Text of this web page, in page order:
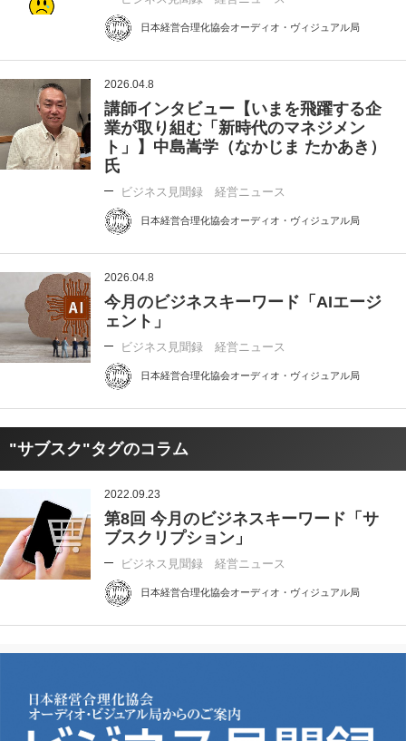
日本経営合理化協会オーディオ・ヴィジュアル局
2026.04.8
講師インタビュー【いまを飛躍する企
業が取り組む「新時代のマネジメン
ト」】中島嵩学（なかじま たかあき）
氏
ビジネス見聞録 経営ニュース
日本経営合理化協会オーディオ・ヴィジュアル局
2026.04.8
今月のビジネスキーワード「AIエージ
ェント」
ビジネス見聞録 経営ニュース
日本経営合理化協会オーディオ・ヴィジュアル局
"サブスク"タグのコラム
2022.09.23
第8回 今月のビジネスキーワード「サ
ブスクリプション」
ビジネス見聞録 経営ニュース
日本経営合理化協会オーディオ・ヴィジュアル局